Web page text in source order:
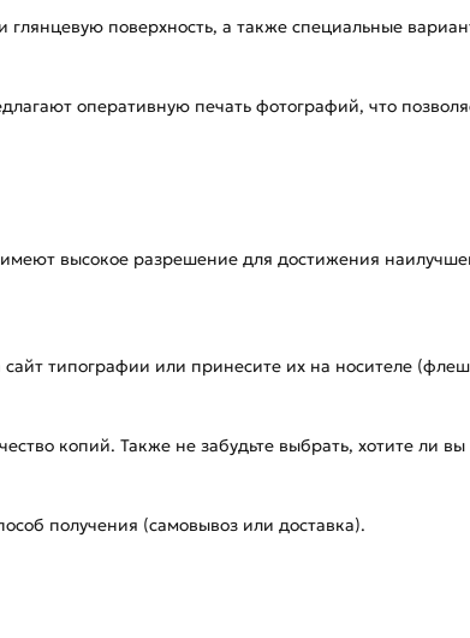
поверхность, а также специальные
оперативную печать фотографий, что
высокое разрешение для достижения
типографии или принесите их на носителе
копий. Также не забудьте выбрать, хотите ли
получения (самовывоз или доставка).